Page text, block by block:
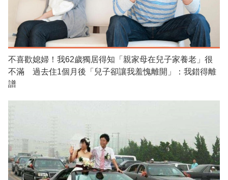
不喜歡媳婦！我62歲獨居得知「親家母在兒子家養老」很
不滿 過去住1個月後「兒子卻讓我羞愧離開」：我錯得離
譜